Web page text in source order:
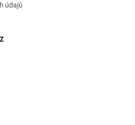
údajů